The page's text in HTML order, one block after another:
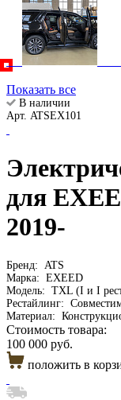
Показать все
В наличии
Арт. ATSEX101
для
2019-
Бренд:
ATS
Марка: EXEED
Модель: TXL (I и I
Рестайлинг:
Материал:
Стоимость товара:
100 000 руб.
положить в